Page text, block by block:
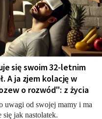
się swoim 32-letnim
A ja zjem kolację w
o rozwód": z życia
uwagi od swojej mamy i ma
jak nastolatek.